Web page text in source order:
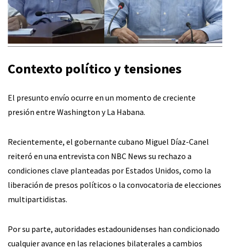
Contexto político y tensiones
El presunto envío ocurre en un momento de creciente
presión entre Washington y La Habana.
Recientemente, el gobernante cubano Miguel Díaz-Canel
reiteró en una entrevista con NBC News su rechazo a
condiciones clave planteadas por Estados Unidos, como la
liberación de presos políticos o la convocatoria de elecciones
multipartidistas.
Por su parte, autoridades estadounidenses han condicionado
cualquier avance en las relaciones bilaterales a cambios